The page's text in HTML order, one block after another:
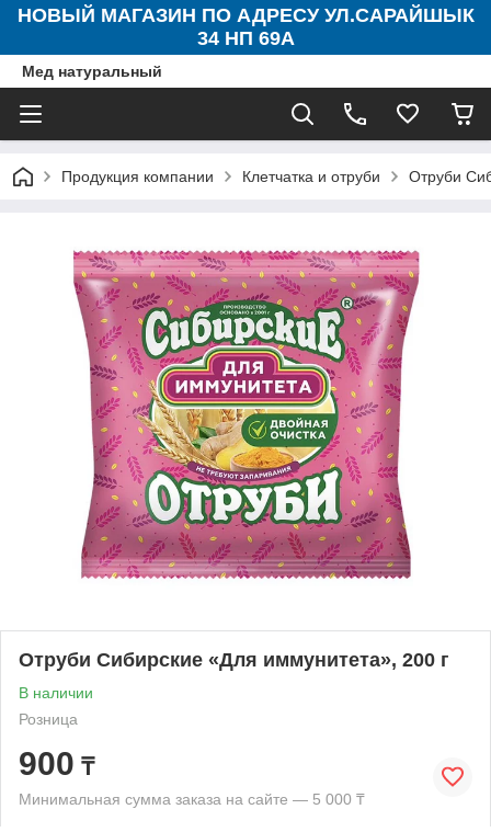
НОВЫЙ МАГАЗИН ПО АДРЕСУ УЛ.САРАЙШЫК
34 НП 69А
Мед натуральный
Продукция компании Клетчатка и отруби Отруби
Отруби Сибирские «Для иммунитета», 200 г
В наличии
Розница
900 ₸
Минимальная сумма заказа на сайте — 5 000 ₸